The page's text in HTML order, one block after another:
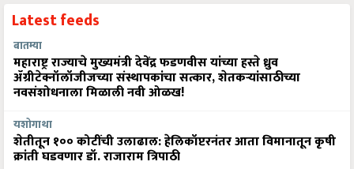
Latest feeds
बातम्या
महाराष्ट्र राज्याचे मुख्यमंत्री देवेंद्र फडणवीस यांच्या हस्ते ध्रुव
ॲग्रीटेक्नॉलॉजीजच्या संस्थापकांचा सत्कार, शेतकऱ्यांसाठीच्या
नवसंशोधनाला मिळाली नवी ओळख!
यशोगाथा
शेतीतून १०० कोटींची उलाढाल: हेलिकॉप्टरनंतर आता विमानातून कृषी
क्रांती घडवणार डॉ. राजाराम त्रिपाठी